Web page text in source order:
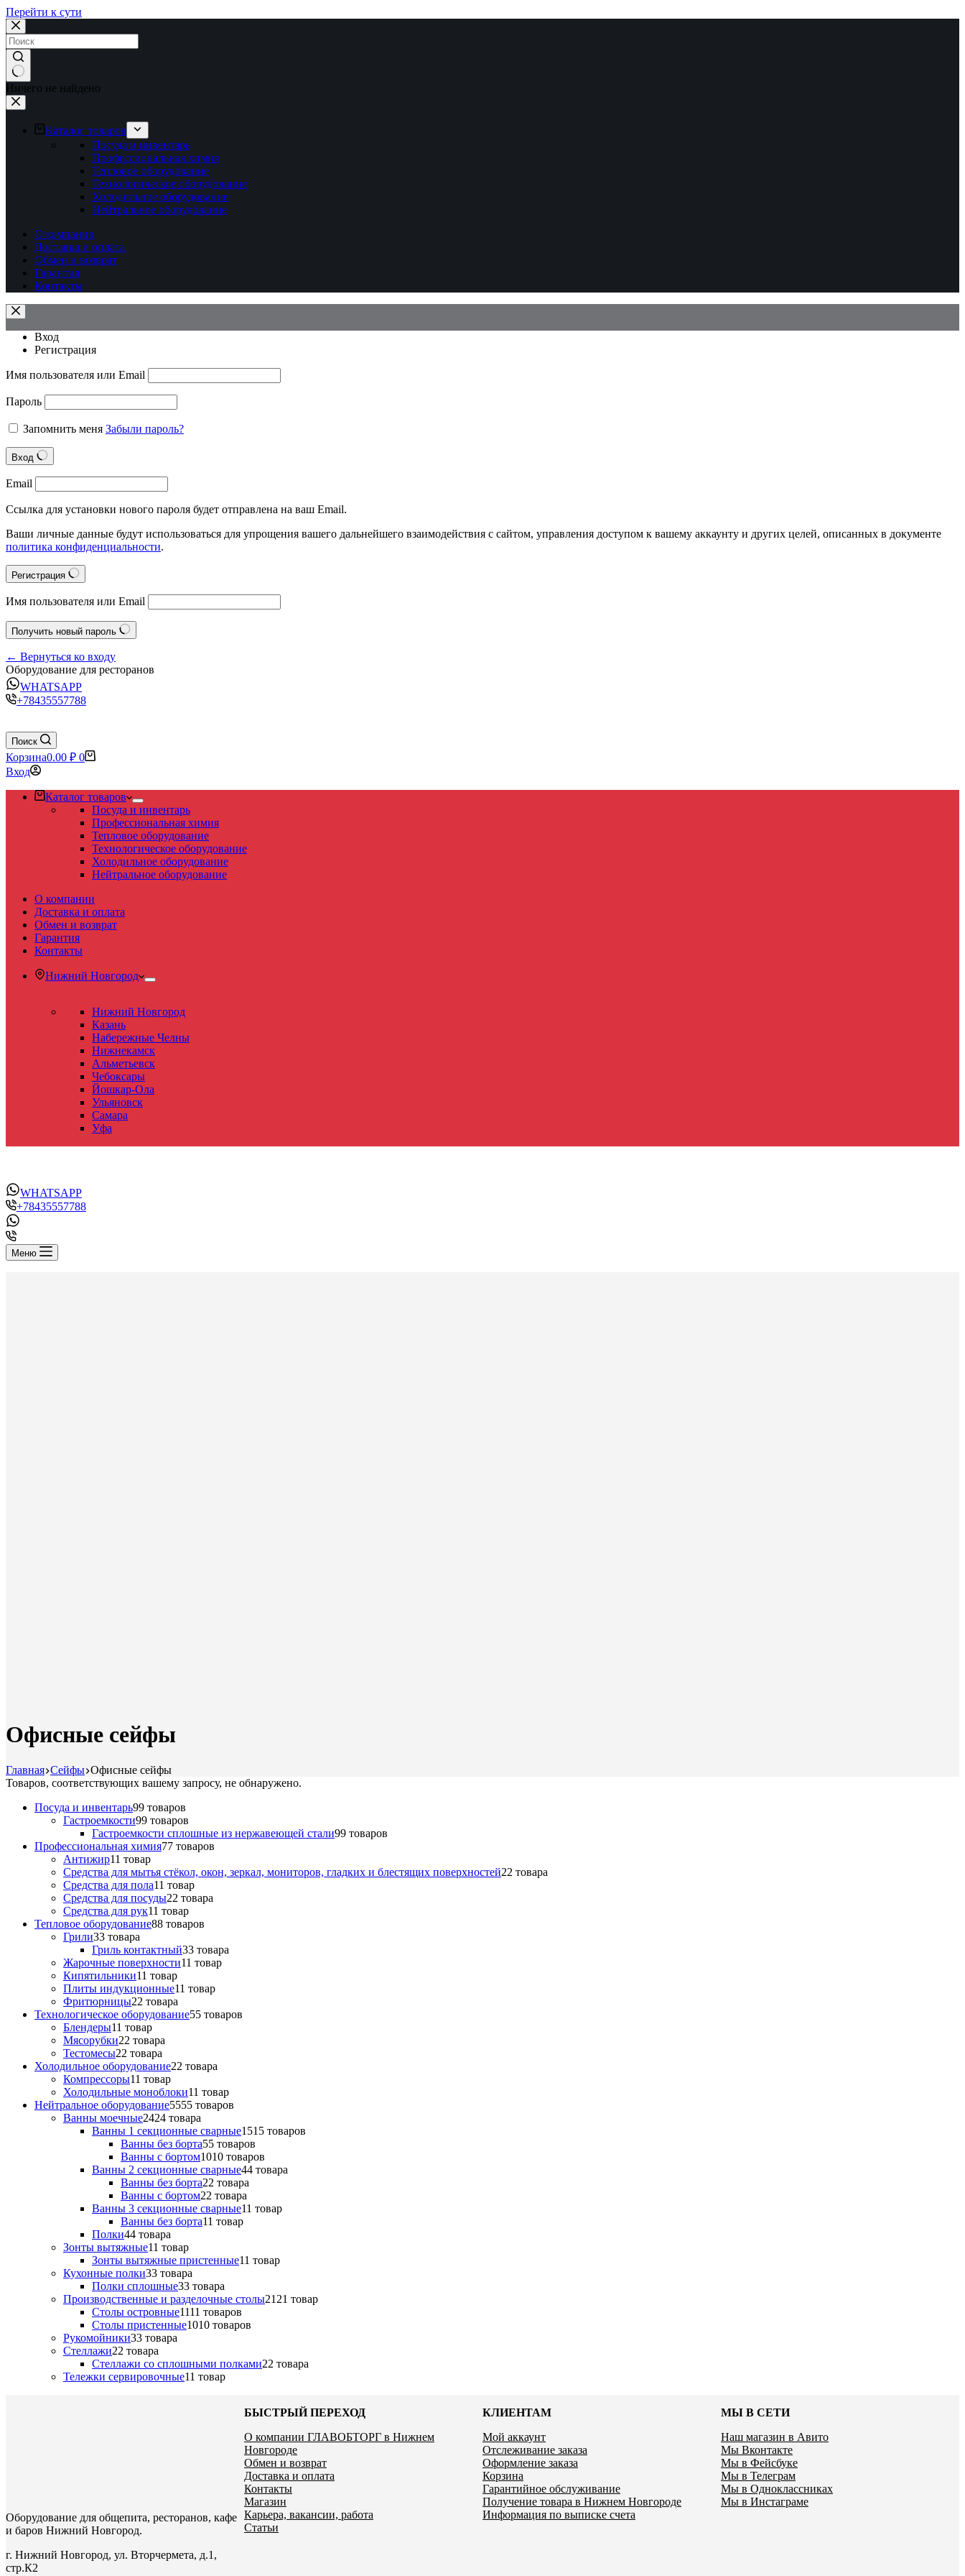
Перейти к сути
Ничего не найдено
Каталог товаров
Посуда и инвентарь
Профессиональная химия
Тепловое оборудование
Технологическое оборудование
Холодильное оборудование
Нейтральное оборудование
О компании
Доставка и оплата
Обмен и возврат
Гарантия
Контакты
Вход
Регистрация
Имя пользователя или Email
Пароль
Запомнить меня Забыли пароль?
Вход
Email
Ссылка для установки нового пароля будет отправлена на ваш Email.
Ваши личные данные будут использоваться для упрощения вашего дальнейшего взаимодействия с сайтом, управления доступом к вашему аккаунту и других целей, описанных в документе
политика конфиденциальности.
Регистрация
Имя пользователя или Email
Получить новый пароль
← Вернуться ко входу
Оборудование для ресторанов
WHATSAPP
+78435557788
Поиск
Корзина0.00 ₽ 0
Вход
Каталог товаров
Посуда и инвентарь
Профессиональная химия
Тепловое оборудование
Технологическое оборудование
Холодильное оборудование
Нейтральное оборудование
О компании
Доставка и оплата
Обмен и возврат
Гарантия
Контакты
Нижний Новгород
Нижний Новгород
Казань
Набережные Челны
Нижнекамск
Альметьевск
Чебоксары
Йошкар-Ола
Ульяновск
Самара
Уфа
WHATSAPP
+78435557788
Меню
Офисные сейфы
Главная Сейфы Офисные сейфы
Товаров, соответствующих вашему запросу, не обнаружено.
Посуда и инвентарь99 товаров
Гастроемкости99 товаров
Гастроемкости сплошные из нержавеющей стали99 товаров
Профессиональная химия77 товаров
Антижир11 товар
Средства для мытья стёкол, окон, зеркал, мониторов, гладких и блестящих поверхностей22 товара
Средства для пола11 товар
Средства для посуды22 товара
Средства для рук11 товар
Тепловое оборудование88 товаров
Грили33 товара
Гриль контактный33 товара
Жарочные поверхности11 товар
Кипятильники11 товар
Плиты индукционные11 товар
Фритюрницы22 товара
Технологическое оборудование55 товаров
Блендеры11 товар
Мясорубки22 товара
Тестомесы22 товара
Холодильное оборудование22 товара
Компрессоры11 товар
Холодильные моноблоки11 товар
Нейтральное оборудование5555 товаров
Ванны моечные2424 товара
Ванны 1 секционные сварные1515 товаров
Ванны без борта55 товаров
Ванны с бортом1010 товаров
Ванны 2 секционные сварные44 товара
Ванны без борта22 товара
Ванны с бортом22 товара
Ванны 3 секционные сварные11 товар
Ванны без борта11 товар
Полки44 товара
Зонты вытяжные11 товар
Зонты вытяжные пристенные11 товар
Кухонные полки33 товара
Полки сплошные33 товара
Производственные и разделочные столы21 21 товар
Столы островные1111 товаров
Столы пристенные1010 товаров
Рукомойники33 товара
Стеллажи22 товара
Стеллажи со сплошными полками22 товара
Тележки сервировочные11 товар
Оборудование для общепита, ресторанов, кафе
и баров Нижний Новгород.
г. Нижний Новгород, ул. Вторчермета, д.1,
стр.К2
БЫСТРЫЙ ПЕРЕХОД
О компании ГЛАВОБТОРГ в Нижнем
Новгороде
Обмен и возврат
Доставка и оплата
Контакты
Магазин
Карьера, вакансии, работа
Статьи
КЛИЕНТАМ
Мой аккаунт
Отслеживание заказа
Оформление заказа
Корзина
Гарантийное обслуживание
Получение товара в Нижнем Новгороде
Информация по выписке счета
МЫ В СЕТИ
Наш магазин в Авито
Мы Вконтакте
Мы в Фейсбуке
Мы в Телеграм
Мы в Одноклассниках
Мы в Инстаграме